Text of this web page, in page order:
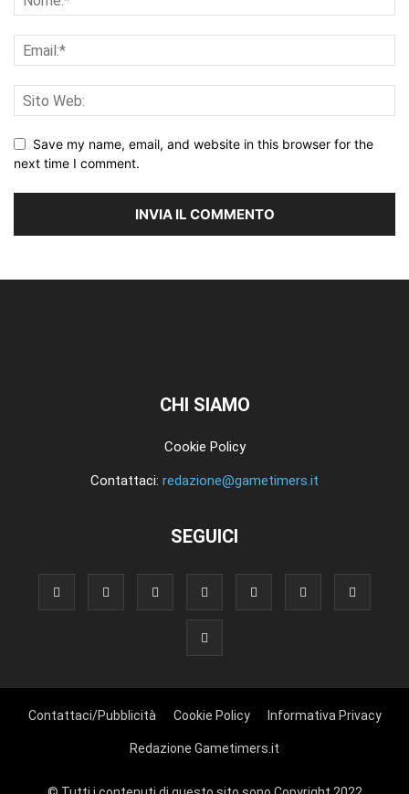
Save my name, email, and website in this browser for the
next time I comment.
CHI SIAMO
Cookie Policy
Contattaci: redazione@gametimers.it
SEGUICI
Contattaci/Pubblicità Cookie Policy Informativa Privacy
Redazione Gametimers.it